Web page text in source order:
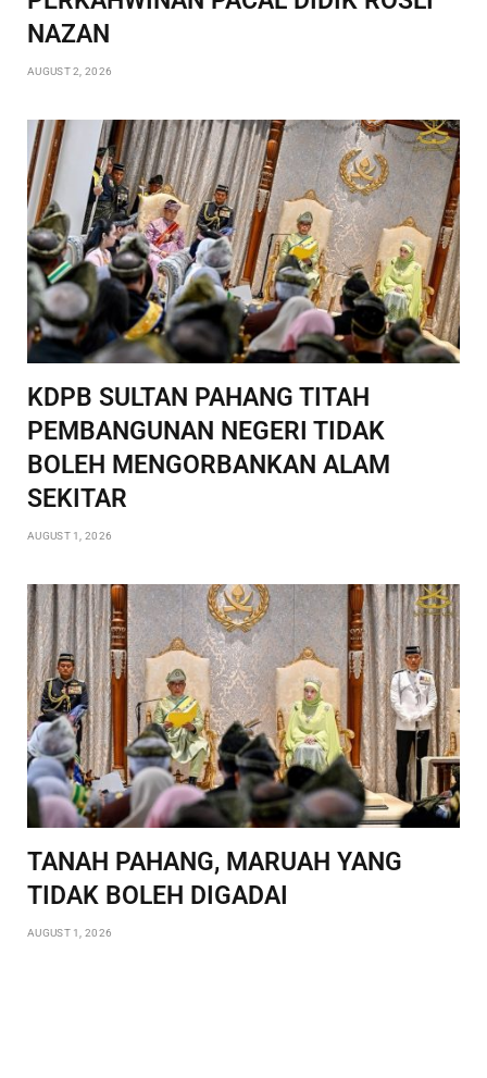
NAZAN
AUGUST 2, 2026
KDPB SULTAN PAHANG TITAH
PEMBANGUNAN NEGERI TIDAK
BOLEH MENGORBANKAN ALAM
SEKITAR
AUGUST 1, 2026
TANAH PAHANG, MARUAH YANG
TIDAK BOLEH DIGADAI
AUGUST 1, 2026